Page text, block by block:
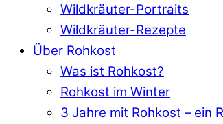
Wildkräuter-Portraits
Wildkräuter-Rezepte
Über Rohkost
Was ist Rohkost?
Rohkost im Winter
3 Jahre mit Rohkost – ein